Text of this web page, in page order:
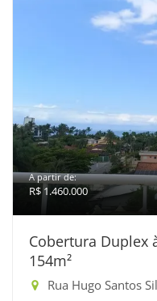
A partir de:
R$ 1.460.000
Cobertura Duplex
154m²
Rua Hugo Santos